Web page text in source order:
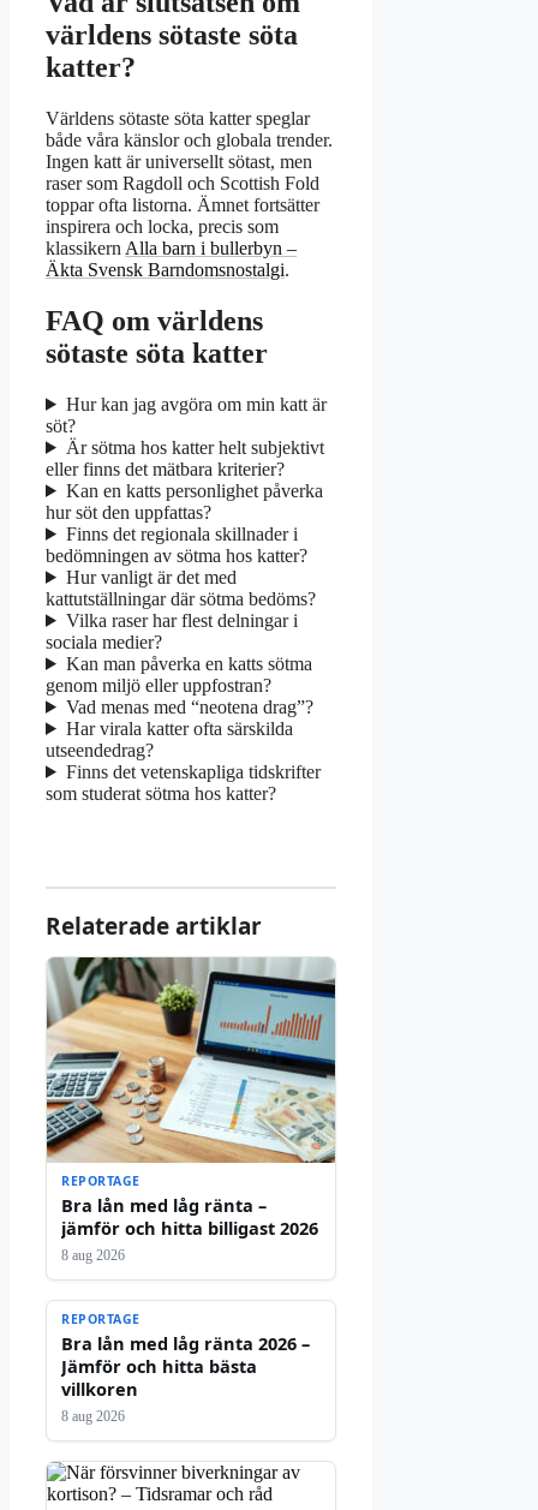
världens sötaste söta
katter?
Världens sötaste söta katter speglar
både våra känslor och globala trender.
Ingen katt är universellt sötast, men
raser som Ragdoll och Scottish Fold
toppar ofta listorna. Ämnet fortsätter
inspirera och locka, precis som
klassikern Alla barn i bullerbyn –
Äkta Svensk Barndomsnostalgi.
FAQ om världens
sötaste söta katter
Hur kan jag avgöra om min katt är
söt?
Är sötma hos katter helt subjektivt
eller finns det mätbara kriterier?
Kan en katts personlighet påverka
hur söt den uppfattas?
Finns det regionala skillnader i
bedömningen av sötma hos katter?
Hur vanligt är det med
kattutställningar där sötma bedöms?
Vilka raser har flest delningar i
sociala medier?
Kan man påverka en katts sötma
genom miljö eller uppfostran?
Vad menas med “neotena drag”?
Har virala katter ofta särskilda
utseendedrag?
Finns det vetenskapliga tidskrifter
som studerat sötma hos katter?
Relaterade artiklar
REPORTAGE
Bra lån med låg ränta –
jämför och hitta billigast 2026
8 aug 2026
REPORTAGE
Bra lån med låg ränta 2026 –
Jämför och hitta bästa
villkoren
8 aug 2026